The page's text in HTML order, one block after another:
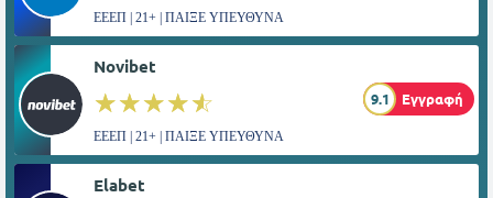
ΕΕΕΠ | 21+ | ΠΑΙΞΕ ΥΠΕΥΘΥΝΑ
Novibet
☆☆☆☆☆
★★★★★ 9.1 Εγγραφή
ΕΕΕΠ | 21+ | ΠΑΙΞΕ ΥΠΕΥΘΥΝΑ
Elabet